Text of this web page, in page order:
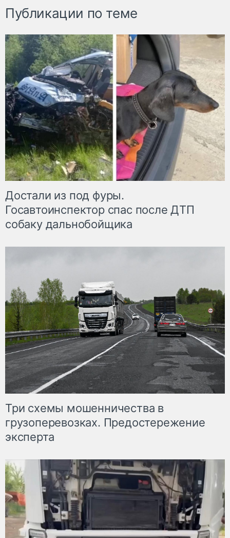
Публикации по теме
Достали из под фуры.
Госавтоинспектор спас после ДТП
собаку дальнобойщика
Три схемы мошенничества в
грузоперевозках. Предостережение
эксперта